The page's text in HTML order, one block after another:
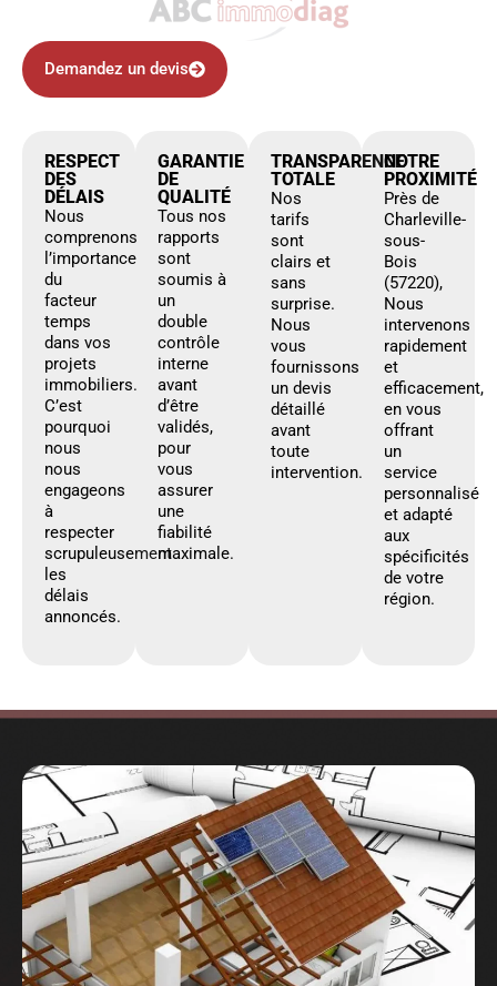
Demandez un devis
RESPECT
DES
DÉLAIS
Nous
comprenons
l’importance
du
facteur
temps
dans vos
projets
immobiliers.
C’est
pourquoi
nous
nous
engageons
à
respecter
scrupuleusement
les
délais
annoncés.
GARANTIE
DE
QUALITÉ
Tous nos
rapports
sont
soumis à
un
double
contrôle
interne
avant
d’être
validés,
pour
vous
assurer
une
fiabilité
maximale.
TRANSPARENCE
TOTALE
Nos
tarifs
sont
clairs et
sans
surprise.
Nous
vous
fournissons
un devis
détaillé
avant
toute
intervention.
NOTRE
PROXIMITÉ
Près de
Charleville-
sous-
Bois
(57220),
Nous
intervenons
rapidement
et
efficacement,
en vous
offrant
un
service
personnalisé
et adapté
aux
spécificités
de votre
région.